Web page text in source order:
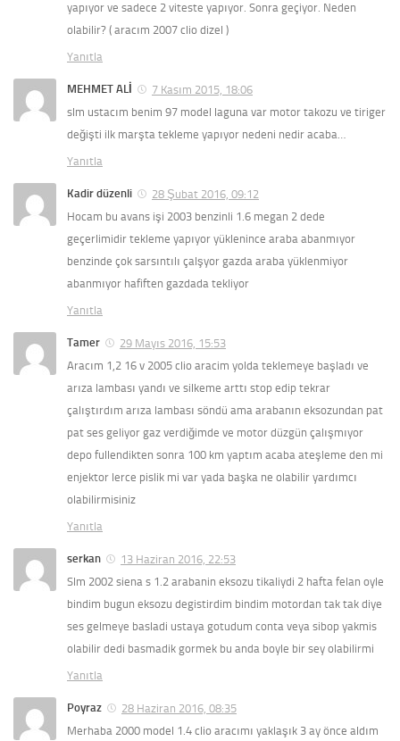
yapıyor ve sadece 2 viteste yapıyor. Sonra geçiyor. Neden
olabilir? ( aracım 2007 clio dizel )
Yanıtla
MEHMET ALİ
7 Kasım 2015, 18:06
slm ustacım benim 97 model laguna var motor takozu ve tiriger
değişti ilk marşta tekleme yapıyor nedeni nedir acaba…
Yanıtla
Kadir düzenli
28 Şubat 2016, 09:12
Hocam bu avans işi 2003 benzinli 1.6 megan 2 dede
geçerlimidir tekleme yapıyor yüklenince araba abanmıyor
benzinde çok sarsıntılı çalşyor gazda araba yüklenmiyor
abanmıyor hafiften gazdada tekliyor
Yanıtla
Tamer
29 Mayıs 2016, 15:53
Aracım 1,2 16 v 2005 clio aracim yolda teklemeye başladı ve
arıza lambası yandı ve silkeme arttı stop edip tekrar
çalıştırdım arıza lambası söndü ama arabanın eksozundan pat
pat ses geliyor gaz verdiğimde ve motor düzgün çalışmıyor
depo fullendikten sonra 100 km yaptım acaba ateşleme den mi
enjektor lerce pislik mi var yada başka ne olabilir yardımcı
olabilirmisiniz
Yanıtla
serkan
13 Haziran 2016, 22:53
Slm 2002 siena s 1.2 arabanin eksozu tikaliydi 2 hafta felan oyle
bindim bugun eksozu degistirdim bindim motordan tak tak diye
ses gelmeye basladi ustaya gotudum conta veya sibop yakmis
olabilir dedi basmadik gormek bu anda boyle bir sey olabilirmi
Yanıtla
Poyraz
28 Haziran 2016, 08:35
Merhaba 2000 model 1.4 clio aracımı yaklaşık 3 ay önce aldım